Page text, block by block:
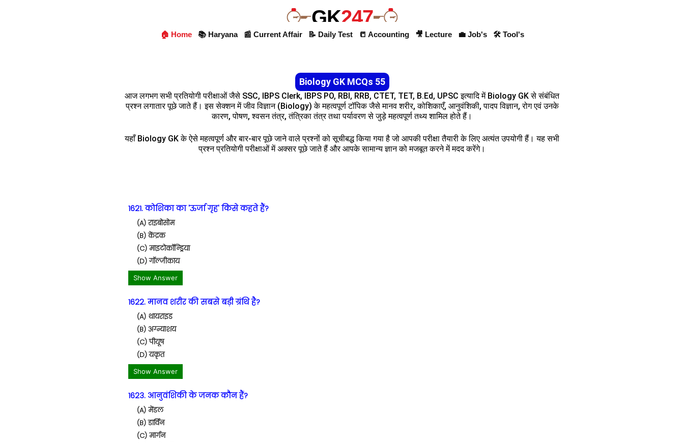
GK247
🏠 Home 📚 Haryana 📰 Current Affair 📝 Daily Test 📒 Accounting 🎥 Lecture 💼 Job's 🛠 Tool's
Biology GK MCQs 55
आज लगभग सभी प्रतियोगी परीक्षाओं जैसे SSC, IBPS Clerk, IBPS PO, RBI, RRB, CTET, TET, B.Ed, UPSC इत्यादि में Biology GK से संबंधित
प्रश्न लगातार पूछे जाते हैं। इस सेक्शन में जीव विज्ञान (Biology) के महत्वपूर्ण टॉपिक जैसे मानव शरीर, कोशिकाएँ, आनुवंशिकी, पादप विज्ञान, रोग एवं उनके
कारण, पोषण, श्वसन तंत्र, तंत्रिका तंत्र तथा पर्यावरण से जुड़े महत्वपूर्ण तथ्य शामिल होते हैं।
यहाँ Biology GK के ऐसे महत्वपूर्ण और बार-बार पूछे जाने वाले प्रश्नों को सूचीबद्ध किया गया है जो आपकी परीक्षा तैयारी के लिए अत्यंत उपयोगी हैं। यह सभी
प्रश्न प्रतियोगी परीक्षाओं में अक्सर पूछे जाते हैं और आपके सामान्य ज्ञान को मजबूत करने में मदद करेंगे।
1621. कोशिका का 'ऊर्जा गृह' किसे कहते हैं?
(A) राइबोसोम
(B) केंद्रक
(C) माइटोकॉन्ड्रिया
(D) गॉल्जीकाय
Show Answer
1622. मानव शरीर की सबसे बड़ी ग्रंथि है?
(A) थायराइड
(B) अग्न्याशय
(C) पीयूष
(D) यकृत
Show Answer
1623. आनुवंशिकी के जनक कौन हैं?
(A) मेंडल
(B) डार्विन
(C) मार्गन